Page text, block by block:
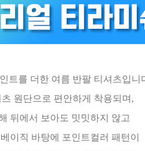
트를 더한 여름 반팔 티셔츠입니
원단으로 편안하게 착용되며,
뒤에서 보아도 밋밋하지 않고
이직 바탕에 포인트컬러 패턴이